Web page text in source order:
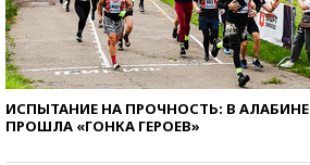
ИСПЫТАНИЕ НА ПРОЧНОСТЬ: В АЛАБИНЕ
ПРОШЛА «ГОНКА ГЕРОЕВ»